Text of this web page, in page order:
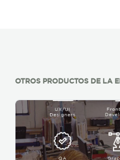
OTROS PRODUCTOS DE LA